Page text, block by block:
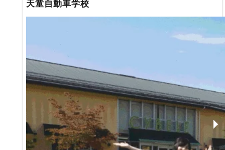
天童自動車学校